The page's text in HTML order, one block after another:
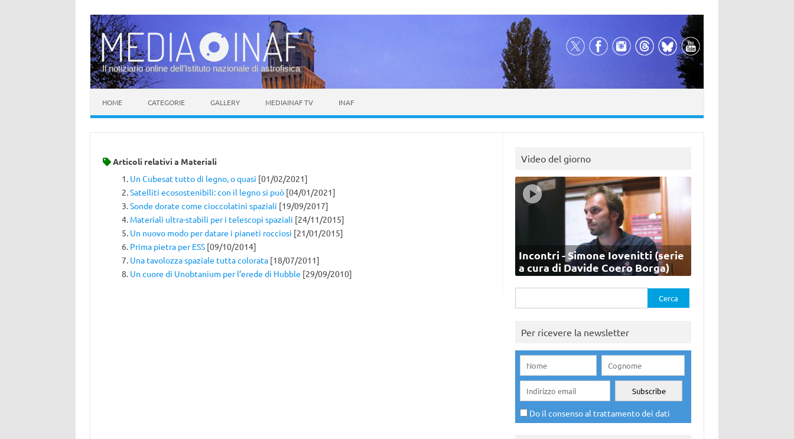
Il notiziario online dell’Istituto nazionale di astrofisica
HOME CATEGORIE GALLERY MEDIAINAF TV INAF
Articoli relativi a Materiali
Un Cubesat tutto di legno, o quasi [01/02/2021]
Satelliti ecosostenibili: con il legno si può[04/01/2021]
Sonde dorate come cioccolatini spaziali [19/09/2017]
Materiali ultra-stabili per i telescopi spaziali [24/11/2015]
Un nuovo modo per datare i pianeti rocciosi [21/01/2015]
Prima pietra per ESS[09/10/2014]
Una tavolozza spaziale tutta colorata[18/07/2011]
Un cuore di Unobtanium per l’erede di Hubble [29/09/2010]
Video del giorno
Incontri - Simone Iovenitti (serie
a cura di Davide Coero Borga)
per:
Per ricevere la newsletter
Do il consenso al trattamento dei dati